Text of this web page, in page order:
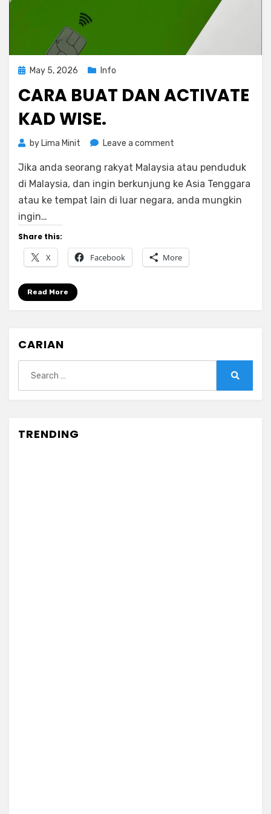
PostedMay 5, 2026 Info
CARA BUAT DAN ACTIVATE
KAD WISE.
by Lima Minit Leave a comment
Buat
Dan
Activate
Jika anda seorang rakyat Malaysia atau penduduk
di Malaysia, dan ingin berkunjung ke Asia Tenggara
atau ke tempat lain di luar negara, anda mungkin
ingin…
Share this:
X Facebook More
Read More
CARIAN
for:
TRENDING